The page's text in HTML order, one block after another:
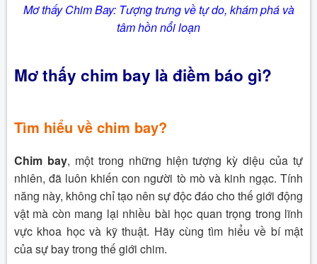
Mơ thấy Chim Bay: Tượng trưng về tự do, khám phá và
tâm hồn nổi loạn
Mơ thấy chim bay là điềm báo gì?
Tìm hiểu về chim bay?
Chim bay, một trong những hiện tượng kỳ diệu của tự
nhiên, đã luôn khiến con người tò mò và kinh ngạc. Tính
năng này, không chỉ tạo nên sự độc đáo cho thế giới động
vật mà còn mang lại nhiều bài học quan trọng trong lĩnh
vực khoa học và kỹ thuật. Hãy cùng tìm hiểu về bí mật
của sự bay trong thế giới chim.